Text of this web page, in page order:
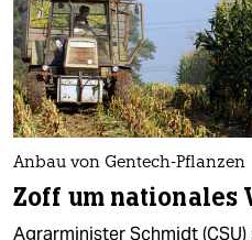
Anbau von Gentech-Pflanzen
Zoff um nationales
Agrarminister Schmidt